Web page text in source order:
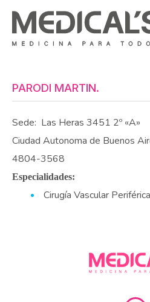
PARODI MARTIN.
Sede: Las Heras 3451 2º «A»
Ciudad Autonoma de Buenos
4804-3568
Especialidades:
Cirugía Vascular Periférica